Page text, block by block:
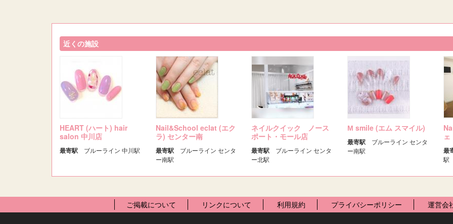
近くの施設
HEART (ハート) hair
salon 中川店
最寄駅 ブルーライン 中川駅
Nail&School eclat (エク
ラ) センター南
最寄駅
ブルーライン センタ
ー南駅
ネイルクイック ノース
ポート・モール店
最寄駅
ブルーライン センタ
ー北駅
М smile (エム スマイル)
最寄駅
ブルーライン センタ
ー南駅
ェ
最
駅
ご掲載について リンクについて 利用規約 プライバシーポリシー 運営会